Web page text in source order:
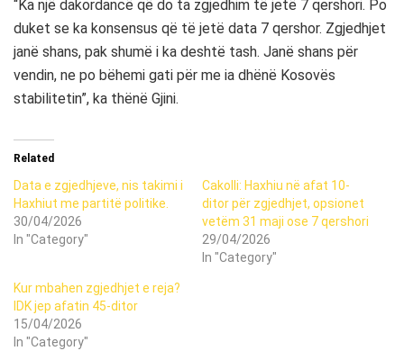
“Ka një dakordancë që do ta zgjedhim të jetë 7 qershori. Po
duket se ka konsensus që të jetë data 7 qershor. Zgjedhjet
janë shans, pak shumë i ka deshtë tash. Janë shans për
vendin, ne po bëhemi gati për me ia dhënë Kosovës
stabilitetin”, ka thënë Gjini.
Related
Data e zgjedhjeve, nis takimi i
Haxhiut me partitë politike.
30/04/2026
In "Category"
Cakolli: Haxhiu në afat 10-
ditor për zgjedhjet, opsionet
vetëm 31 maji ose 7 qershori
29/04/2026
In "Category"
Kur mbahen zgjedhjet e reja?
IDK jep afatin 45-ditor
15/04/2026
In "Category"